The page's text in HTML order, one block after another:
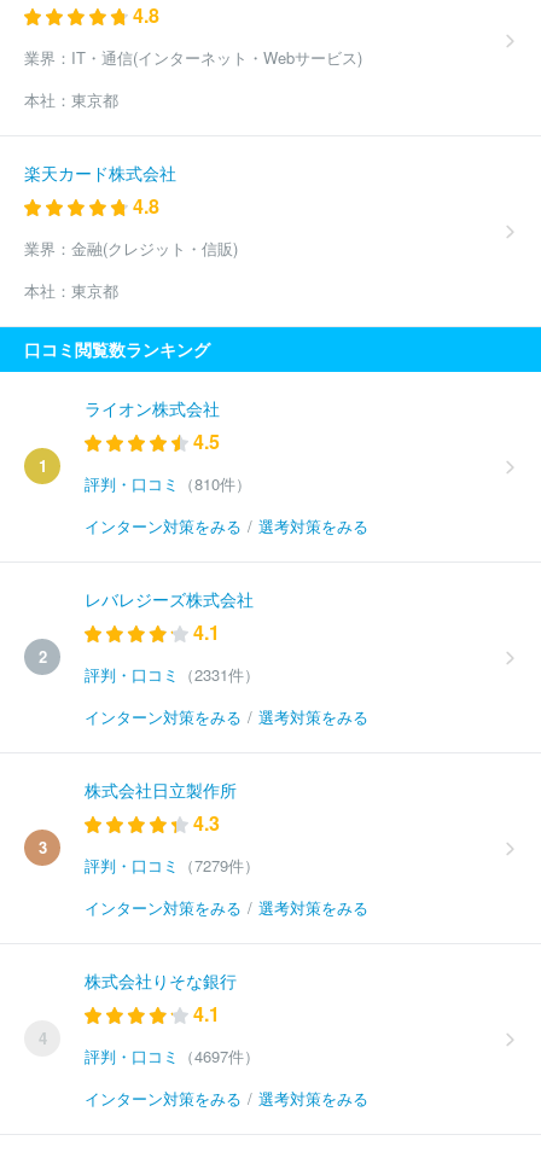
4.8
業界： IT・通信(インターネット・Webサービス)
本社： 東京都
楽天カード株式会社
4.8
業界： 金融(クレジット・信販)
本社： 東京都
口コミ閲覧数ランキング
1
ライオン株式会社
4.5
評判・口コミ
（810件）
インターン対策をみる / 選考対策をみる
2
レバレジーズ株式会社
4.1
評判・口コミ
（2331件）
インターン対策をみる / 選考対策をみる
3
株式会社日立製作所
4.3
評判・口コミ
（7279件）
インターン対策をみる / 選考対策をみる
4
株式会社りそな銀行
4.1
評判・口コミ
（4697件）
インターン対策をみる / 選考対策をみる